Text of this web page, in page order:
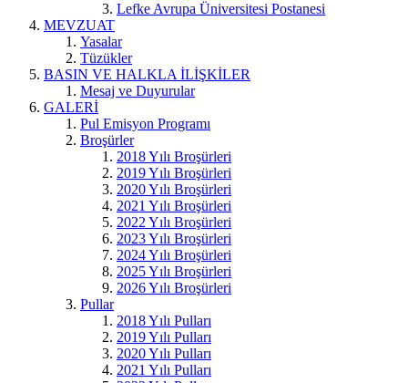
Lefke Avrupa Üniversitesi Postanesi
MEVZUAT
Yasalar
Tüzükler
BASIN VE HALKLA İLİŞKİLER
Mesaj ve Duyurular
GALERİ
Pul Emisyon Programı
Broşürler
2018 Yılı Broşürleri
2019 Yılı Broşürleri
2020 Yılı Broşürleri
2021 Yılı Broşürleri
2022 Yılı Broşürleri
2023 Yılı Broşürleri
2024 Yılı Broşürleri
2025 Yılı Broşürleri
2026 Yılı Broşürleri
Pullar
2018 Yılı Pulları
2019 Yılı Pulları
2020 Yılı Pulları
2021 Yılı Pulları